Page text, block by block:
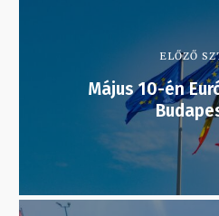
ELŐZŐ
Május 10-én